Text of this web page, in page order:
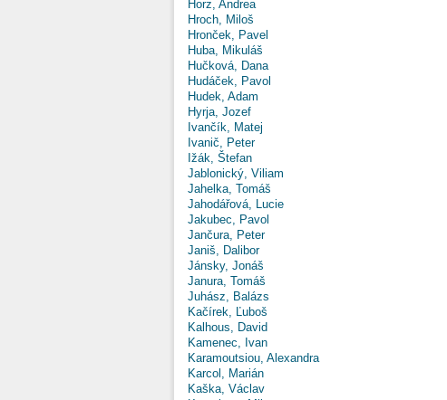
Horz, Andrea
Hroch, Miloš
Hronček, Pavel
Huba, Mikuláš
Hučková, Dana
Hudáček, Pavol
Hudek, Adam
Hyrja, Jozef
Ivančík, Matej
Ivanič, Peter
Ižák, Štefan
Jablonický, Viliam
Jahelka, Tomáš
Jahodářová, Lucie
Jakubec, Pavol
Jančura, Peter
Janiš, Dalibor
Jánsky, Jonáš
Janura, Tomáš
Juhász, Balázs
Kačírek, Ľuboš
Kalhous, David
Kamenec, Ivan
Karamoutsiou, Alexandra
Karcol, Marián
Kaška, Václav